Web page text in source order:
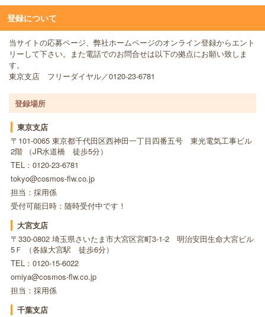
登録について
当サイトの応募ページ、弊社ホームページのオンライン登録からエント
リーして下さい。また電話でのお問合せは以下の拠点にお願い致しま
す。
東京支店 フリーダイヤル／0120-23-6781
登録場所
東京支店
〒101-0065 東京都千代田区西神田一丁目四番五号 東光電気工事ビル
2階 （JR水道橋 徒歩5分）
TEL：0120-23-6781
tokyo@cosmos-flw.co.jp
担当：採用係
受付可能日時：随時受付中です！
大宮支店
〒330-0802 埼玉県さいたま市大宮区宮町3-1-2 明治安田生命大宮ビル
5Ｆ （各線大宮駅 徒歩6分）
TEL：0120-15-6022
omiya@cosmos-flw.co.jp
担当：採用係
千葉支店